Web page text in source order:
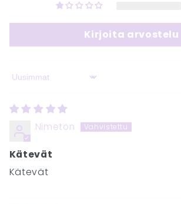
Kirjoita arvostelu
Sort by
Nimetön
Kätevät
Kätevät